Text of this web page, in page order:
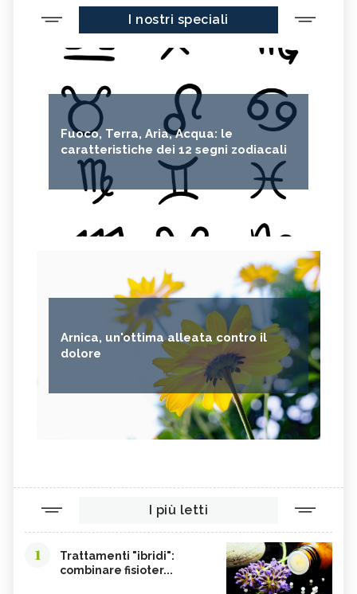
I nostri speciali
Fuoco, Terra, Aria, Acqua: le
caratteristiche dei 12 segni zodiacali
Arnica, un'ottima alleata contro il
dolore
I più letti
1
Trattamenti "ibridi":
combinare fisioter...